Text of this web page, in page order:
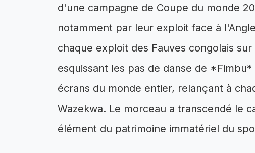
d'une campagne de Coupe du monde
notamment par leur exploit face à
chaque exploit des Fauves congolais
esquissant les pas de danse de
écrans du monde entier, relançant à
Wazekwa. Le morceau a transcendé le
élément du patrimoine immatériel du